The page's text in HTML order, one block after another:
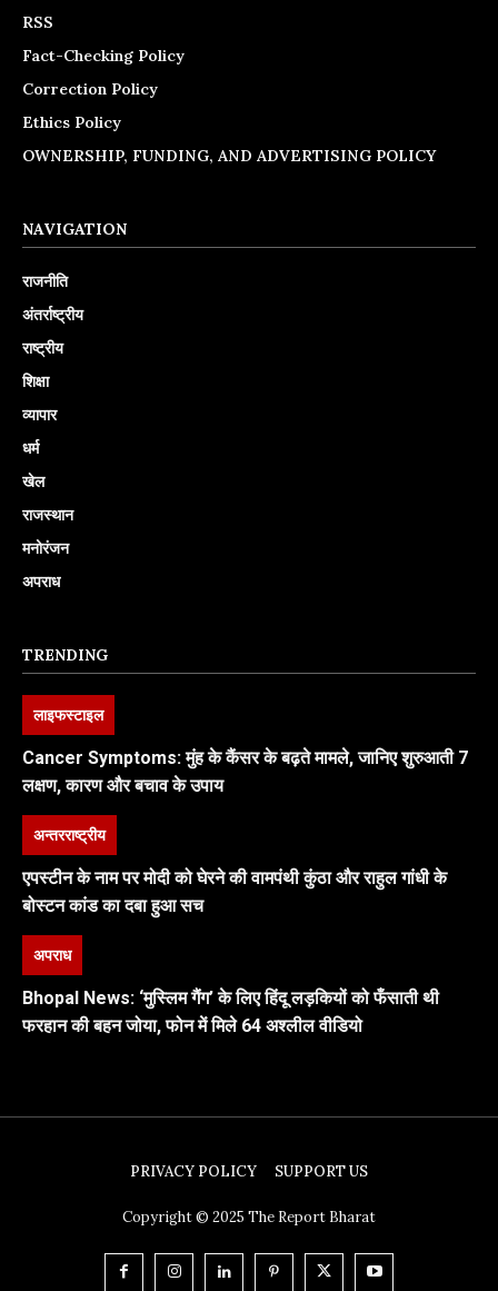
RSS
Fact-Checking Policy
Correction Policy
Ethics Policy
OWNERSHIP, FUNDING, AND ADVERTISING POLICY
NAVIGATION
राजनीति
अंतर्राष्ट्रीय
राष्ट्रीय
शिक्षा
व्यापार
धर्म
खेल
राजस्थान
मनोरंजन
अपराध
TRENDING
लाइफस्टाइल
Cancer Symptoms: मुंह के कैंसर के बढ़ते मामले, जानिए शुरुआती 7
लक्षण, कारण और बचाव के उपाय
अन्तरराष्ट्रीय
एपस्टीन के नाम पर मोदी को घेरने की वामपंथी कुंठा और राहुल गांधी के
बोस्टन कांड का दबा हुआ सच
अपराध
Bhopal News: ‘मुस्लिम गैंग’ के लिए हिंदू लड़कियों को फँसाती थी
फरहान की बहन जोया, फोन में मिले 64 अश्लील वीडियो
PRIVACY POLICY SUPPORT US
Copyright © 2025 The Report Bharat